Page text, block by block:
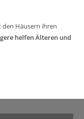
Häusern ihren
helfen Älteren und